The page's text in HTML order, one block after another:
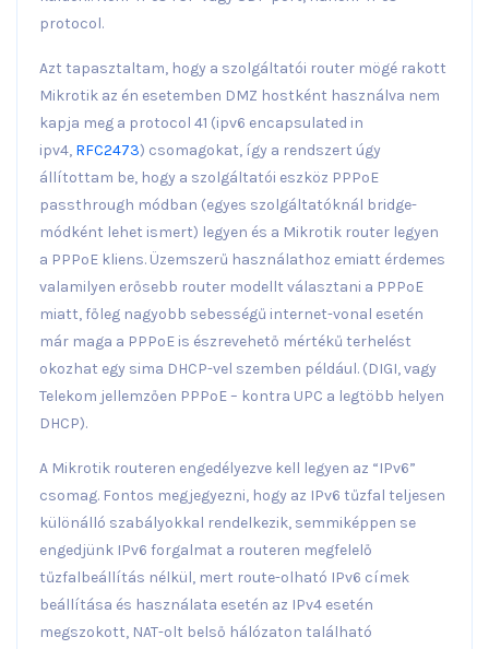
protocol.
Azt tapasztaltam, hogy a szolgáltatói router mögé rakott
Mikrotik az én esetemben DMZ hostként használva nem
kapja meg a protocol 41 (ipv6 encapsulated in
ipv4, RFC2473) csomagokat, így a rendszert úgy
állítottam be, hogy a szolgáltatói eszköz PPPoE
passthrough módban (egyes szolgáltatóknál bridge-
módként lehet ismert) legyen és a Mikrotik router legyen
a PPPoE kliens. Üzemszerű használathoz emiatt érdemes
valamilyen erősebb router modellt választani a PPPoE
miatt, főleg nagyobb sebességű internet-vonal esetén
már maga a PPPoE is észrevehető mértékű terhelést
okozhat egy sima DHCP-vel szemben például. (DIGI, vagy
Telekom jellemzően PPPoE – kontra UPC a legtöbb helyen
DHCP).
A Mikrotik routeren engedélyezve kell legyen az “IPv6”
csomag. Fontos megjegyezni, hogy az IPv6 tűzfal teljesen
különálló szabályokkal rendelkezik, semmiképpen se
engedjünk IPv6 forgalmat a routeren megfelelő
tűzfalbeállítás nélkül, mert route-olható IPv6 címek
beállítása és használata esetén az IPv4 esetén
megszokott, NAT-olt belső hálózaton található